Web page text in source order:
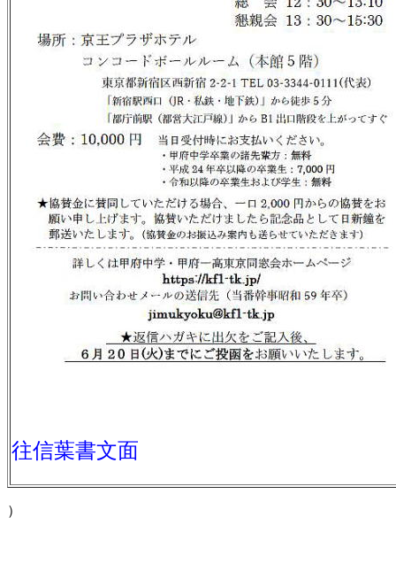
往信葉書文面
）